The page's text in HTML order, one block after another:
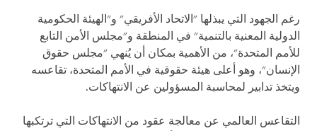
رغم الجهود التي يبذلها "الاتحاد الأفريقي" و"الهيئة الحكومية
الدولية المعنية بالتنمية" في المنطقة و"مجلس الأمن التابع
للأمم المتحدة"، من الأهمية بمكان أن يُنهي "مجلس حقوق
الإنسان"، وهو أعلى هيئة حقوقية في الأمم المتحدة، تقاعسه
ويتخذ تدابير لمحاسبة المسؤولين عن الانتهاكات.
التقاعس العالمي عن معالجة عقود من الانتهاكات التي ترتكبها